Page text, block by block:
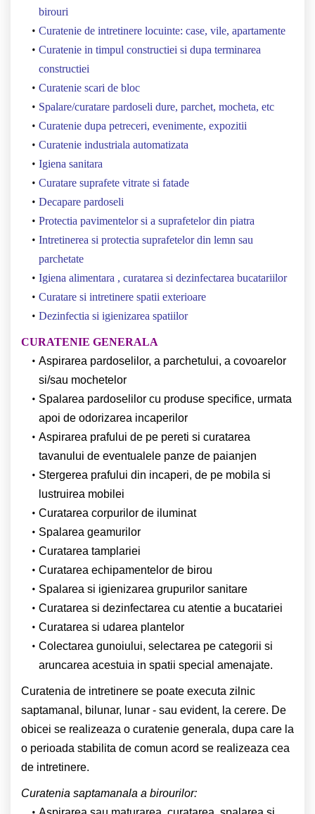
birouri
Curatenie de intretinere locuinte: case, vile, apartamente
Curatenie in timpul constructiei si dupa terminarea
constructiei
Curatenie scari de bloc
Spalare/curatare pardoseli dure, parchet, mocheta, etc
Curatenie dupa petreceri, evenimente, expozitii
Curatenie industriala automatizata
Igiena sanitara
Curatare suprafete vitrate si fatade
Decapare pardoseli
Protectia pavimentelor si a suprafetelor din piatra
Intretinerea si protectia suprafetelor din lemn sau
parchetate
Igiena alimentara , curatarea si dezinfectarea bucatariilor
Curatare si intretinere spatii exterioare
Dezinfectia si igienizarea spatiilor
CURATENIE GENERALA
Aspirarea pardoselilor, a parchetului, a covoarelor
si/sau mochetelor
Spalarea pardoselilor cu produse specifice, urmata
apoi de odorizarea incaperilor
Aspirarea prafului de pe pereti si curatarea
tavanului de eventualele panze de paianjen
Stergerea prafului din incaperi, de pe mobila si
lustruirea mobilei
Curatarea corpurilor de iluminat
Spalarea geamurilor
Curatarea tamplariei
Curatarea echipamentelor de birou
Spalarea si igienizarea grupurilor sanitare
Curatarea si dezinfectarea cu atentie a bucatariei
Curatarea si udarea plantelor
Colectarea gunoiului, selectarea pe categorii si
aruncarea acestuia in spatii special amenajate.
Curatenia de intretinere se poate executa zilnic
saptamanal, bilunar, lunar - sau evident, la cerere. De
obicei se realizeaza o curatenie generala, dupa care la
o perioada stabilita de comun acord se realizeaza cea
de intretinere.
Curatenia saptamanala a birourilor: